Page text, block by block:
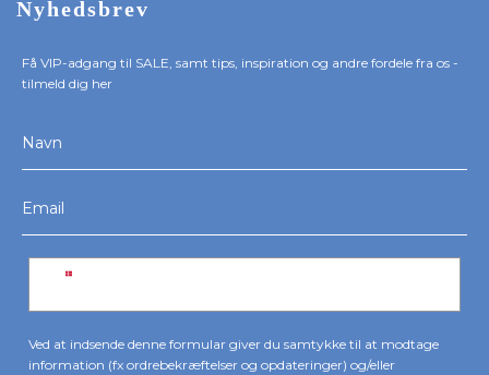
Nyhedsbrev
Få VIP-adgang til SALE, samt tips, inspiration og andre fordele fra os -
tilmeld dig her
Ved at indsende denne formular giver du samtykke til at modtage
information (fx ordrebekræftelser og opdateringer) og/eller